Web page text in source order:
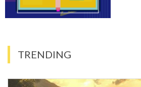
TRENDING